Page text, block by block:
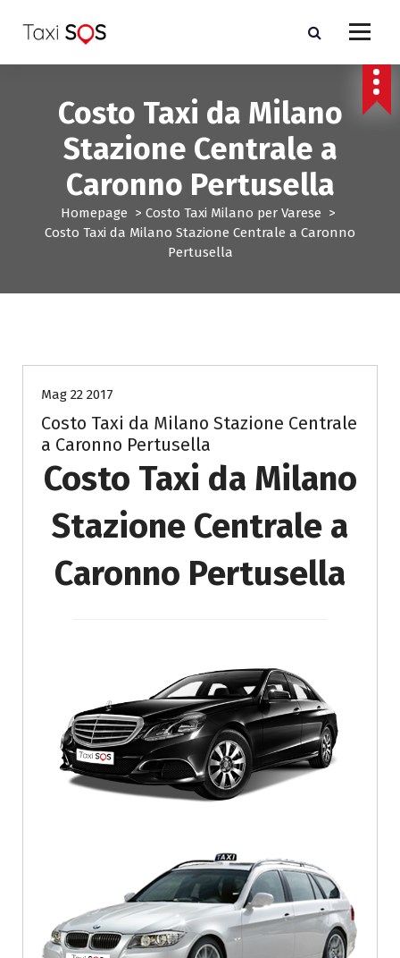
a
Costo Taxi da Milano
Stazione Centrale a
Caronno Pertusella
Homepage > Costo Taxi Milano per Varese >
Costo Taxi da Milano Stazione Centrale a Caronno
Pertusella
Mag 22 2017
Costo Taxi da Milano Stazione Centrale
a Caronno Pertusella
Costo Taxi da Milano
Stazione Centrale a
Caronno Pertusella